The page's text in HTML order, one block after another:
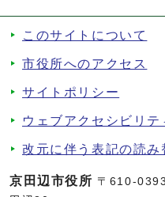
このサイトについて
市役所へのアクセス
サイトポリシー
ウェブアクセシビリテ
改元に伴う表記の読み
京田辺市役所 〒610-